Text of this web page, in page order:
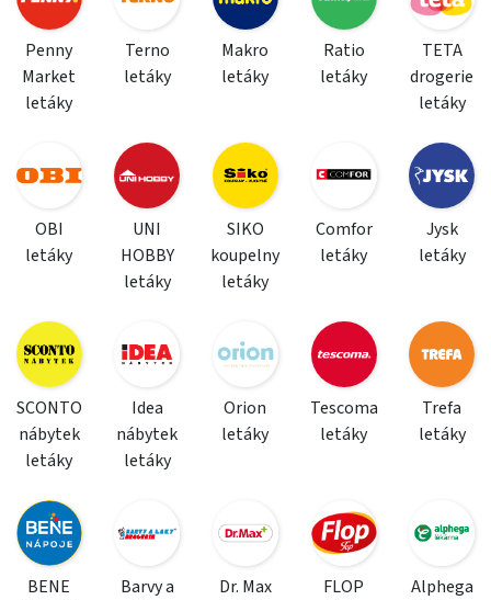
Penny
Market
letáky
Terno
letáky
Makro
letáky
Ratio
letáky
TETA
drogerie
letáky
OBI
letáky
UNI
HOBBY
letáky
SIKO
koupelny
letáky
Comfor
letáky
Jysk
letáky
SCONTO
nábytek
letáky
Idea
nábytek
letáky
Orion
letáky
Tescoma
letáky
Trefa
letáky
BENE
Barvy a
Dr. Max
FLOP
Alphega